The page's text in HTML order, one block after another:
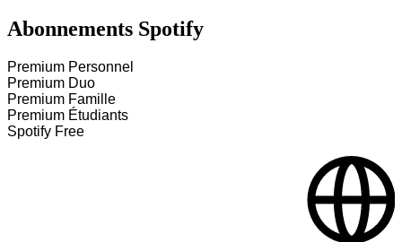
Abonnements Spotify
Premium Personnel
Premium Duo
Premium Famille
Premium Étudiants
Spotify Free